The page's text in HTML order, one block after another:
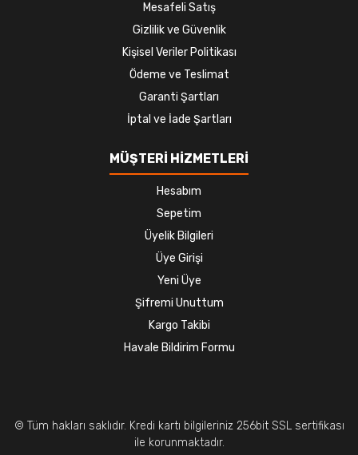
Mesafeli Satış
Gizlilik ve Güvenlik
Kişisel Veriler Politikası
Ödeme ve Teslimat
Garanti Şartları
İptal ve İade Şartları
MÜŞTERİ HİZMETLERİ
Hesabım
Sepetim
Üyelik Bilgileri
Üye Girişi
Yeni Üye
Şifremi Unuttum
Kargo Takibi
Havale Bildirim Formu
© Tüm hakları saklıdır. Kredi kartı bilgileriniz 256bit SSL sertifikası
ile korunmaktadır.